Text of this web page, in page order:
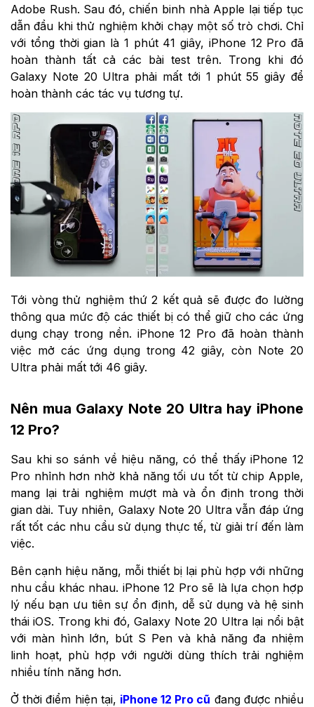
Adobe Rush. Sau đó, chiến binh nhà Apple lại tiếp tục
dẫn đầu khi thử nghiệm khởi chạy một số trò chơi. Chỉ
với tổng thời gian là 1 phút 41 giây, iPhone 12 Pro đã
hoàn thành tất cả các bài test trên. Trong khi đó
Galaxy Note 20 Ultra phải mất tới 1 phút 55 giây để
hoàn thành các tác vụ tương tự.
Tới vòng thử nghiệm thứ 2 kết quả sẽ được đo lường
thông qua mức độ các thiết bị có thể giữ cho các ứng
dụng chạy trong nền. iPhone 12 Pro đã hoàn thành
việc mở các ứng dụng trong 42 giây, còn Note 20
Ultra phải mất tới 46 giây.
Nên mua Galaxy Note 20 Ultra hay iPhone
12 Pro?
Sau khi so sánh về hiệu năng, có thể thấy iPhone 12
Pro nhỉnh hơn nhờ khả năng tối ưu tốt từ chip Apple,
mang lại trải nghiệm mượt mà và ổn định trong thời
gian dài. Tuy nhiên, Galaxy Note 20 Ultra vẫn đáp ứng
rất tốt các nhu cầu sử dụng thực tế, từ giải trí đến làm
việc.
Bên cạnh hiệu năng, mỗi thiết bị lại phù hợp với những
nhu cầu khác nhau. iPhone 12 Pro sẽ là lựa chọn hợp
lý nếu bạn ưu tiên sự ổn định, dễ sử dụng và hệ sinh
thái iOS. Trong khi đó, Galaxy Note 20 Ultra lại nổi bật
với màn hình lớn, bút S Pen và khả năng đa nhiệm
linh hoạt, phù hợp với người dùng thích trải nghiệm
nhiều tính năng hơn.
Ở thời điểm hiện tại, iPhone 12 Pro cũ đang được nhiều